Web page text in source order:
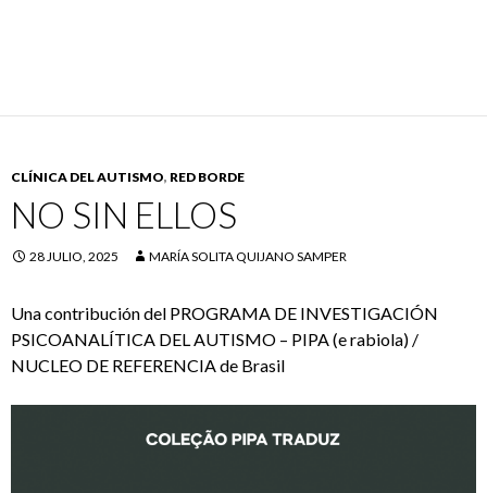
CLÍNICA DEL AUTISMO, RED BORDE
NO SIN ELLOS
28 JULIO, 2025 MARÍA SOLITA QUIJANO SAMPER
Una contribución del PROGRAMA DE INVESTIGACIÓN
PSICOANALÍTICA DEL AUTISMO – PIPA (e rabiola) /
NUCLEO DE REFERENCIA de Brasil